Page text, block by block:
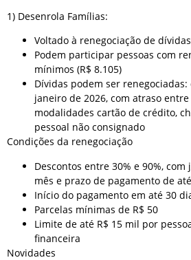
1) Desenrola Famílias:
Voltado à renegociação de
Podem participar pessoas com
mínimos (R$ 8.105)
Dívidas podem ser
janeiro de 2026, com atraso
modalidades cartão de crédito,
pessoal não consignado
Condições da renegociação
Descontos entre 30% e 90%, com
mês e prazo de pagamento de
Início do pagamento em até 30
Parcelas mínimas de R$ 50
Limite de até R$ 15 mil por
financeira
Novidades